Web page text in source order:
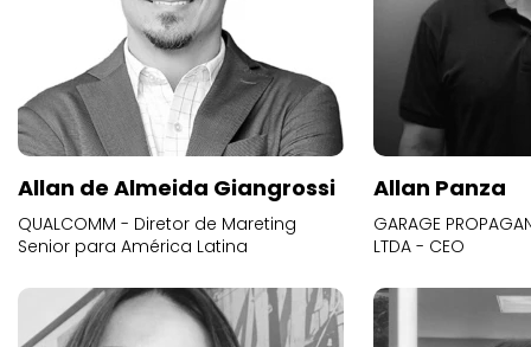
Allan de Almeida Giangrossi
QUALCOMM - Diretor de Mareting
Senior para América Latina
Allan Panza
GARAGE
LTDA - CEO